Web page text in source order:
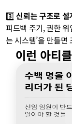
3️⃣ 신뢰는 구조로
피드백 주기, 권한
는 시스템’을 만들
이런 아티